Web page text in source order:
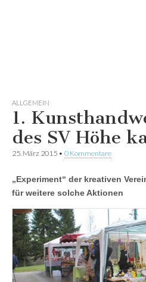
ALLGEMEIN
1.
des SV Höhe
25. März 2015 • 0 Kommentare
„Experiment“ der kreativen
für weitere solche Aktionen